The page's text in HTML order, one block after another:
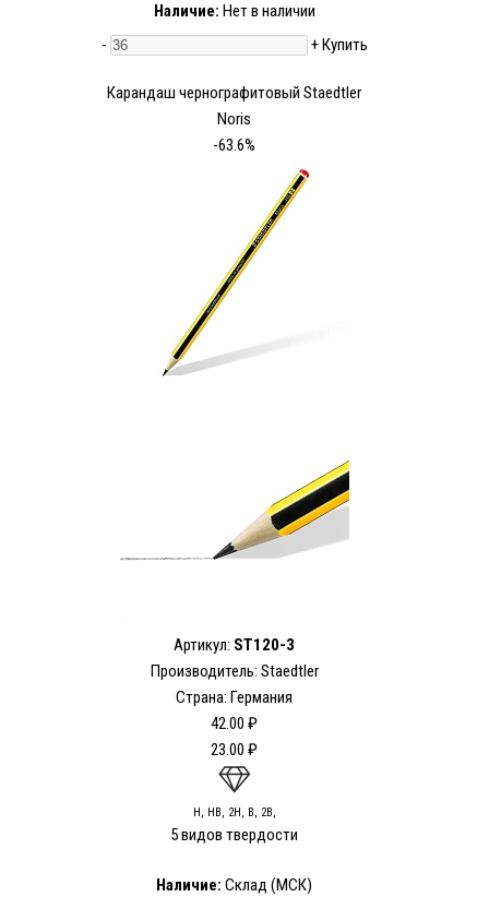
Наличие: Нет в наличии
-
+Купить
Карандаш чернографитовый Staedtler
Noris
-63.6%
Артикул: ST120-3
Производитель: Staedtler
Страна: Германия
42.00 ₽
23.00 ₽
H, HB, 2H, B, 2В,
5 видов твердости
Наличие: Склад (МСК)